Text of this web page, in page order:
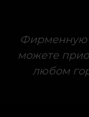
Фирменную
можете
любом